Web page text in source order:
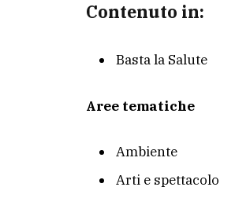
Contenuto in:
Basta la Salute
Aree tematiche
Ambiente
Arti e spettacolo